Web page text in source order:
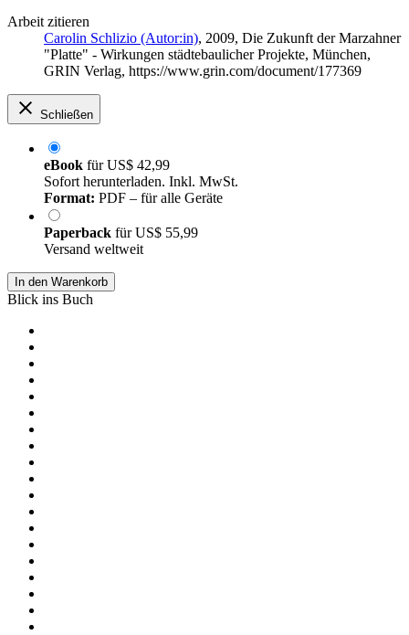
Arbeit zitieren
Carolin Schlizio (Autor:in), 2009, Die Zukunft der Marzahner
"Platte" - Wirkungen städtebaulicher Projekte, München,
GRIN Verlag, https://www.grin.com/document/177369
Schließen
eBook fürUS$ 42,99
Sofort herunterladen. Inkl. MwSt.
Format: PDF – für alle Geräte
Paperback fürUS$ 55,99
Versand weltweit
In den Warenkorb
Blick ins Buch